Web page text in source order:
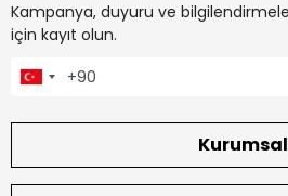
Kampanya, duyuru ve
için kayıt olun.
Kurumsal